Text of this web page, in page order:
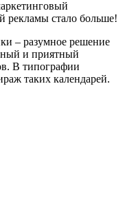
рекламы стало больше!
– разумное решение
и приятный
В типографии
таких календарей.